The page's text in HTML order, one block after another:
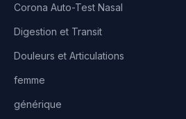
Corona Auto-Test Nasal
Digestion et Transit
Douleurs et Articulations
femme
générique